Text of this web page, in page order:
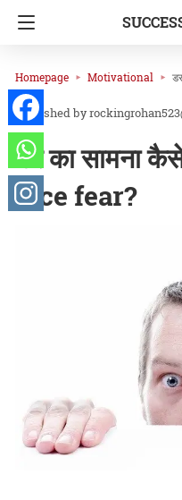
Homepage Motivational
डर का सामना
face fear?